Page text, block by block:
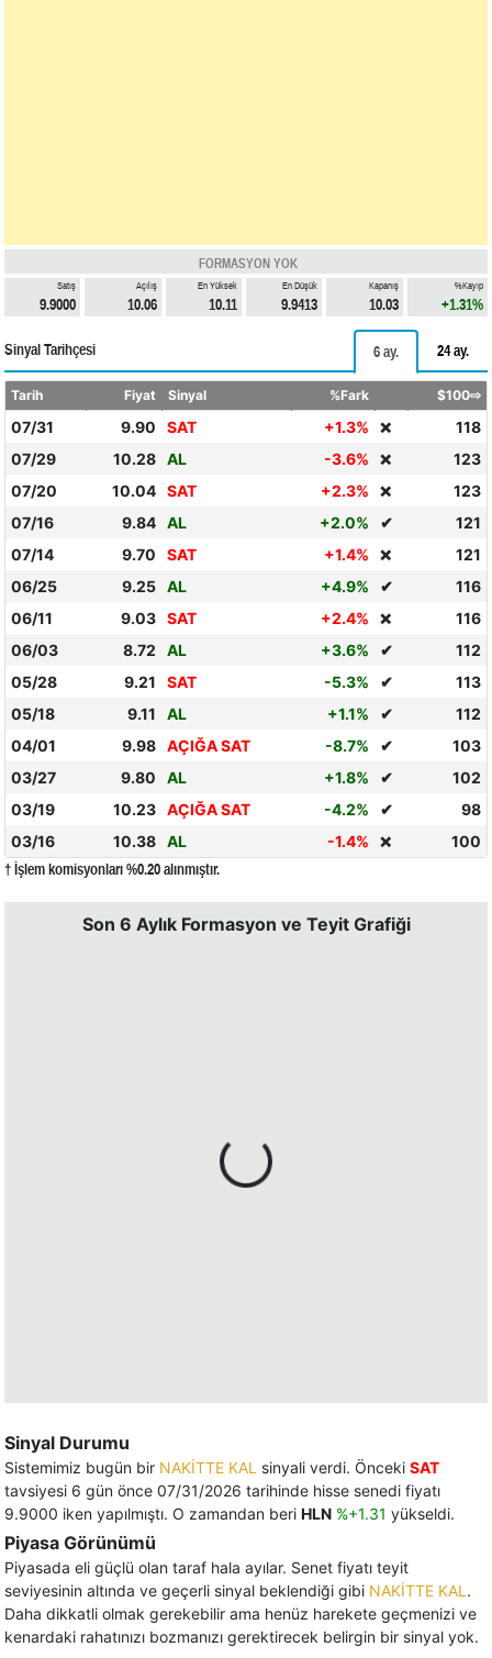
FORMASYON YOK
Satış
9.9000
Açılış
10.06
En Yüksek
10.11
En Düşük
9.9413
Kapanış
10.03
%Kayıp
+1.31%
Sinyal Tarihçesi 6 ay. 24 ay.
Tarih Fiyat Sinyal %Fark $100⇨
07/31 9.90 SAT +1.3% ❌
118
07/29
10.28 AL -3.6% ❌
123
07/20
10.04 SAT +2.3% ❌
123
07/16
9.84 AL +2.0% ✔
121
07/14
9.70 SAT +1.4% ❌
121
06/25
9.25 AL +4.9% ✔
116
06/11
9.03 SAT +2.4% ❌
116
06/03
8.72 AL +3.6% ✔
112
05/28
9.21 SAT -5.3% ✔
113
05/18
9.11 AL +1.1% ✔
112
04/01
9.98 AÇIĞA SAT -8.7% ✔
103
03/27
9.80 AL +1.8% ✔
102
03/19
10.23 AÇIĞA SAT -4.2% ✔
98
03/16
10.38 AL -1.4% ❌ 100
† İşlem komisyonları %0.20 alınmıştır.
Son 6 Aylık Formasyon ve Teyit Grafiği
Sinyal Durumu
Sistemimiz bugün bir NAKİTTE KAL sinyali verdi. Önceki SAT
tavsiyesi 6 gün önce 07/31/2026 tarihinde hisse senedi fiyatı
9.9000 iken yapılmıştı. O zamandan beri HLN %+1.31 yükseldi.
Piyasa Görünümü
Piyasada eli güçlü olan taraf hala ayılar. Senet fiyatı teyit
seviyesinin altında ve geçerli sinyal beklendiği gibi NAKİTTE KAL .
Daha dikkatli olmak gerekebilir ama henüz harekete geçmenizi ve
kenardaki rahatınızı bozmanızı gerektirecek belirgin bir sinyal yok.